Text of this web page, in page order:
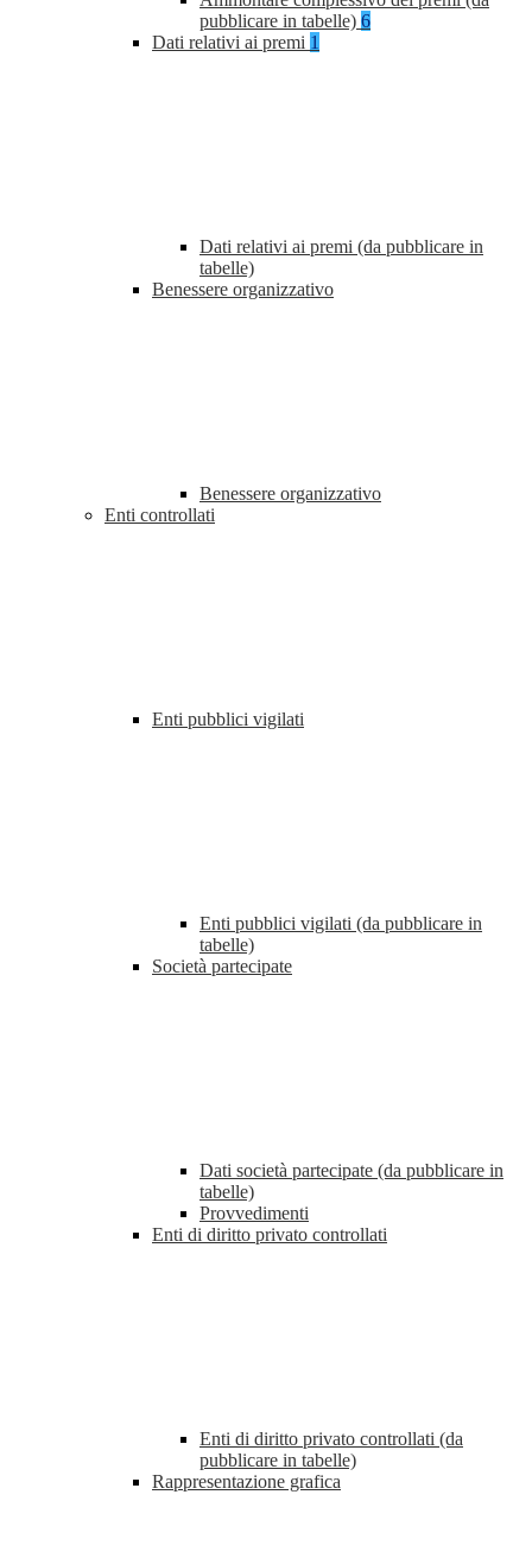
pubblicare in tabelle) 6
Dati relativi ai premi 1
Dati relativi ai premi (da pubblicare in
tabelle)
Benessere organizzativo
Benessere organizzativo
Enti controllati
Enti pubblici vigilati
Enti pubblici vigilati (da pubblicare in
tabelle)
Società partecipate
Dati società partecipate (da pubblicare in
tabelle)
Provvedimenti
Enti di diritto privato controllati
Enti di diritto privato controllati (da
pubblicare in tabelle)
Rappresentazione grafica